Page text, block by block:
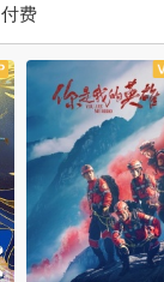
付费